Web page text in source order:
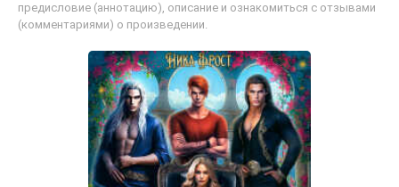
предисловие (аннотацию), описание и ознакомиться с отзывами
(комментариями) о произведении.